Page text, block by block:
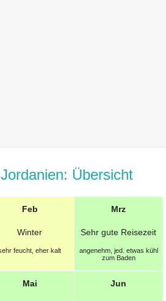
Übersicht
Feb
Winter
feucht, eher kalt
Mrz
Sehr gute Reisezeit
angenehm, jed. etwas kühl
zum Baden
Mai Jun